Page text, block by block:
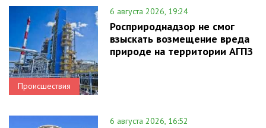
Происшествия
6 августа 2026, 19:24
Росприроднадзор не смог
взыскать возмещение вреда
природе на территории АГПЗ
6 августа 2026, 16:52